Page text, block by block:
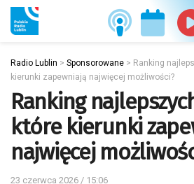
Radio Lublin > Sponsorowane > Ranking
kierunki zapewniają najwięcej możliwości?
Ranking
które kierunki
najwięcej
23 czerwca 2026 / 15:06